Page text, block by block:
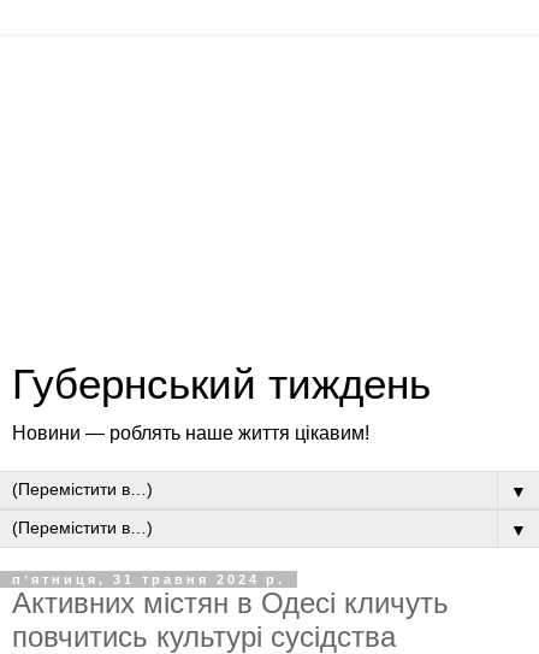
Губернський тиждень
Новини — роблять наше життя цікавим!
▼
▼
пʼятниця, 31 травня 2024 р.
Активних містян в Одесі кличуть
повчитись культурі сусідства